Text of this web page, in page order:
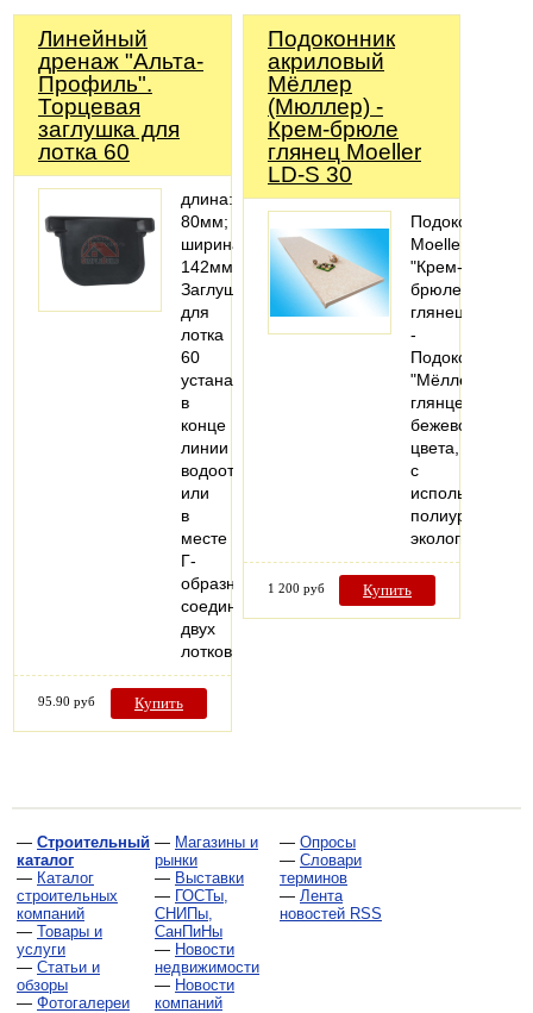
Линейный
дренаж "Альта-
Профиль".
Торцевая
заглушка для
лотка 60
длина:
80мм;
ширина:
142мм
Заглушка
для
лотка
60
устанавливается
в
конце
линии
водоотвода
или
в
месте
Г-
образного
соединения
двух
лотков.
95.90 руб Купить
Подоконник
акриловый
Мёллер
(Мюллер) -
Крем-брюле
глянец Moeller
LD-S 30
Подоконник
Moeller
"Крем-
брюле"
глянец
-
Подоконники
"Мёллер"
глянцевые
бежевого
цвета,
с
экологически…
1 200 руб Купить
— Строительный
каталог
— Каталог
строительных
компаний
— Товары и
услуги
— Статьи и
обзоры
— Фотогалереи
— Магазины и
рынки
— Выставки
— ГОСТы,
СНИПы,
СанПиНы
— Новости
недвижимости
— Новости
компаний
— Опросы
— Словари
терминов
— Лента
новостей RSS